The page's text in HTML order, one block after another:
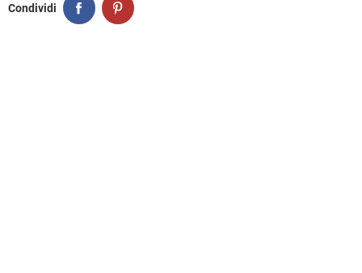
Condividi